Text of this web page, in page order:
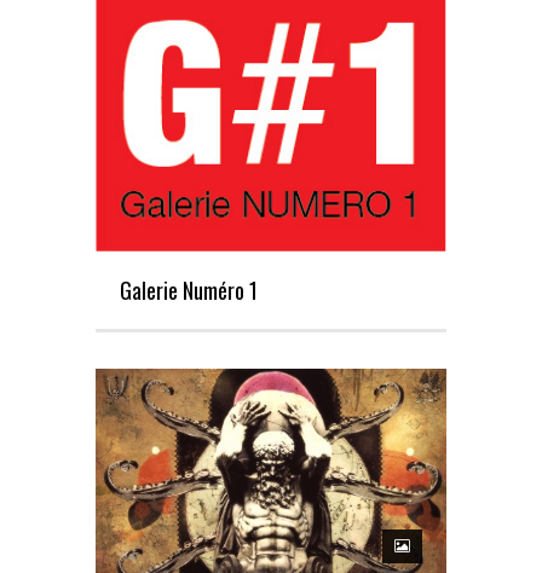
Galerie Numéro 1